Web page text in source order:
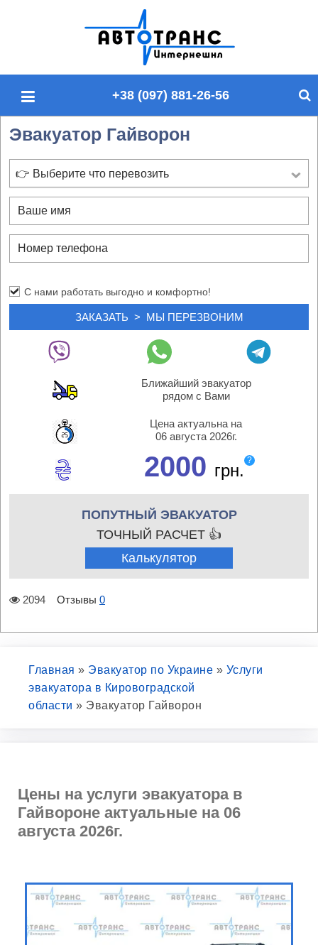
п
й
у
+38 (097) 881-26-56
Эвакуатор Гайворон
👉 Выберите что перевозить
С нами работать выгодно и комфортно!
Ближайший эвакуатор
рядом с Вами
Цена актуальна на
06 августа 2026г.
2000 грн.
?
ПОПУТНЫЙ ЭВАКУАТОР
ТОЧНЫЙ РАСЧЕТ 👍
Калькулятор
2094 Отзывы 0
Главная » Эвакуатор по Украине » Услуги
эвакуатора в Кировоградской
области » Эвакуатор Гайворон
Цены на услуги эвакуатора в
Гайвороне актуальные на 06
августа 2026г.